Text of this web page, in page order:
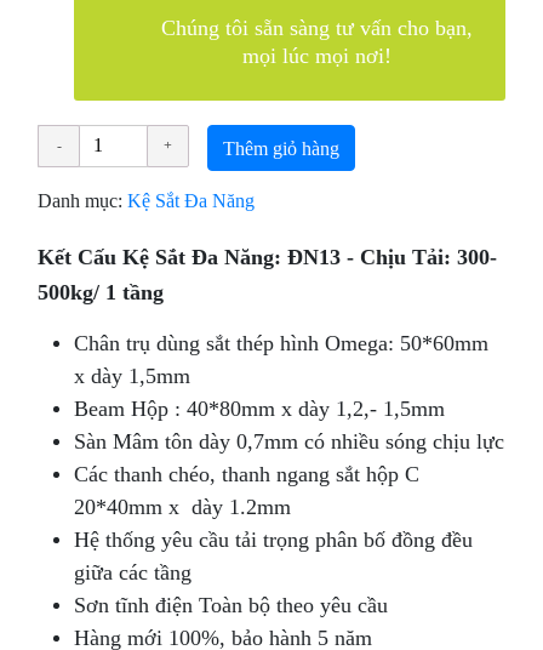
Chúng tôi sẵn sàng tư vấn cho bạn,
mọi lúc mọi nơi!
Thêm giỏ hàng
Danh mục:Kệ Sắt Đa Năng
Kết Cấu Kệ Sắt Đa Năng: ĐN13 - Chịu Tải: 300-
500kg/ 1 tầng
Chân trụ dùng sắt thép hình Omega: 50*60mm
x dày 1,5mm
Beam Hộp : 40*80mm x dày 1,2,- 1,5mm
Sàn Mâm tôn dày 0,7mm có nhiều sóng chịu lực
Các thanh chéo, thanh ngang sắt hộp C
20*40mm x dày 1.2mm
Hệ thống yêu cầu tải trọng phân bố đồng đều
giữa các tầng
Sơn tĩnh điện Toàn bộ theo yêu cầu
Hàng mới 100%, bảo hành 5 năm